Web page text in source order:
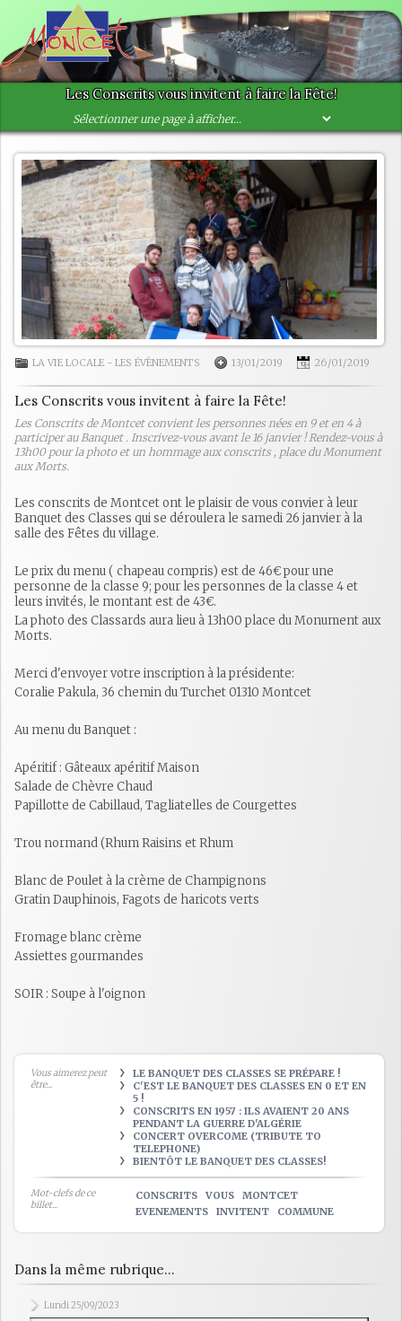
Les Conscrits vous invitent à faire la Fête!
LA VIE LOCALE - LES ÉVÈNEMENTS 13/01/2019 26/01/2019
Les Conscrits vous invitent à faire la Fête!
Les Conscrits de Montcet convient les personnes nées en 9 et en 4 à
participer au Banquet . Inscrivez-vous avant le 16 janvier ! Rendez-vous à
13h00 pour la photo et un hommage aux conscrits , place du Monument
aux Morts.
Les conscrits de Montcet ont le plaisir de vous convier à leur
Banquet des Classes qui se déroulera le samedi 26 janvier à la
salle des Fêtes du village.
Le prix du menu ( chapeau compris) est de 46€ pour une
personne de la classe 9; pour les personnes de la classe 4 et
leurs invités, le montant est de 43€.
La photo des Classards aura lieu à 13h00 place du Monument aux
Morts.
Merci d'envoyer votre inscription à la présidente:
Coralie Pakula, 36 chemin du Turchet 01310 Montcet
Au menu du Banquet :
Apéritif : Gâteaux apéritif Maison
Salade de Chèvre Chaud
Papillotte de Cabillaud, Tagliatelles de Courgettes
Trou normand (Rhum Raisins et Rhum
Blanc de Poulet à la crème de Champignons
Gratin Dauphinois, Fagots de haricots verts
Fromage blanc crème
Assiettes gourmandes
SOIR : Soupe à l'oignon
Vous aimerez peut
être...
LE BANQUET DES CLASSES SE PRÉPARE !
C'EST LE BANQUET DES CLASSES EN 0 ET EN
5 !
CONSCRITS EN 1957 : ILS AVAIENT 20 ANS
PENDANT LA GUERRE D'ALGÉRIE
CONCERT OVERCOME (TRIBUTE TO
TELEPHONE)
BIENTÔT LE BANQUET DES CLASSES!
Mot-clefs de ce
billet...
CONSCRITS VOUS
MONTCET
EVENEMENTS
INVITENT COMMUNE
Dans la même rubrique...
Lundi 25/09/2023